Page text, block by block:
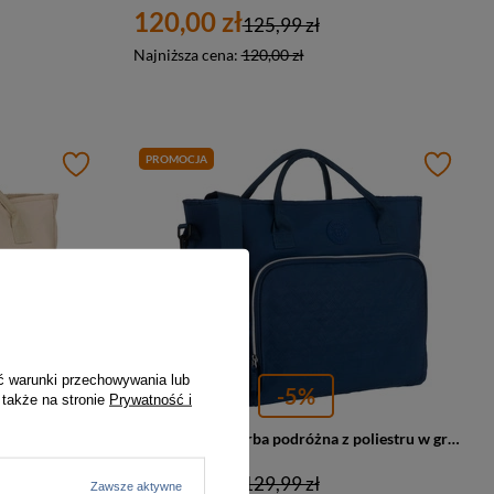
120,00 zł
Najniższa cena:120,00 zł
125,99 zł
PROMOCJA
-5%
Weekendowa torba podróżna z poliestru w granatowym kolorze - Peterson
123,00 zł 129,99 zł
warunki przechowywania lub
na stronie Prywatność i
Zawsze aktywne